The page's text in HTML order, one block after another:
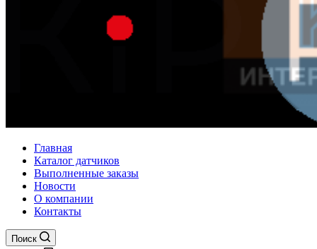
Главная
Каталог датчиков
Выполненные заказы
Новости
О компании
Контакты
Поиск